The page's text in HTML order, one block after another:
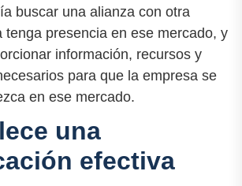
buscar una alianza con otra
tenga presencia en ese mercado, y
información, recursos y
para que la empresa se
en ese mercado.
una
efectiva